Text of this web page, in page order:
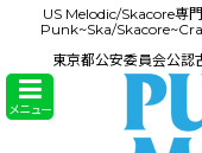
US Melodic/Skacore専
Punk~Ska/
東京都公安委員会公
メニュー